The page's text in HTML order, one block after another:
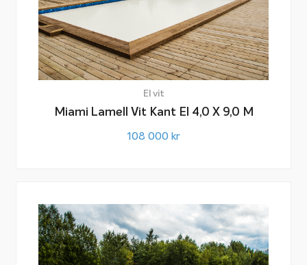
El vit
Miami Lamell Vit Kant El 4,0 X 9,0 M
108 000 kr